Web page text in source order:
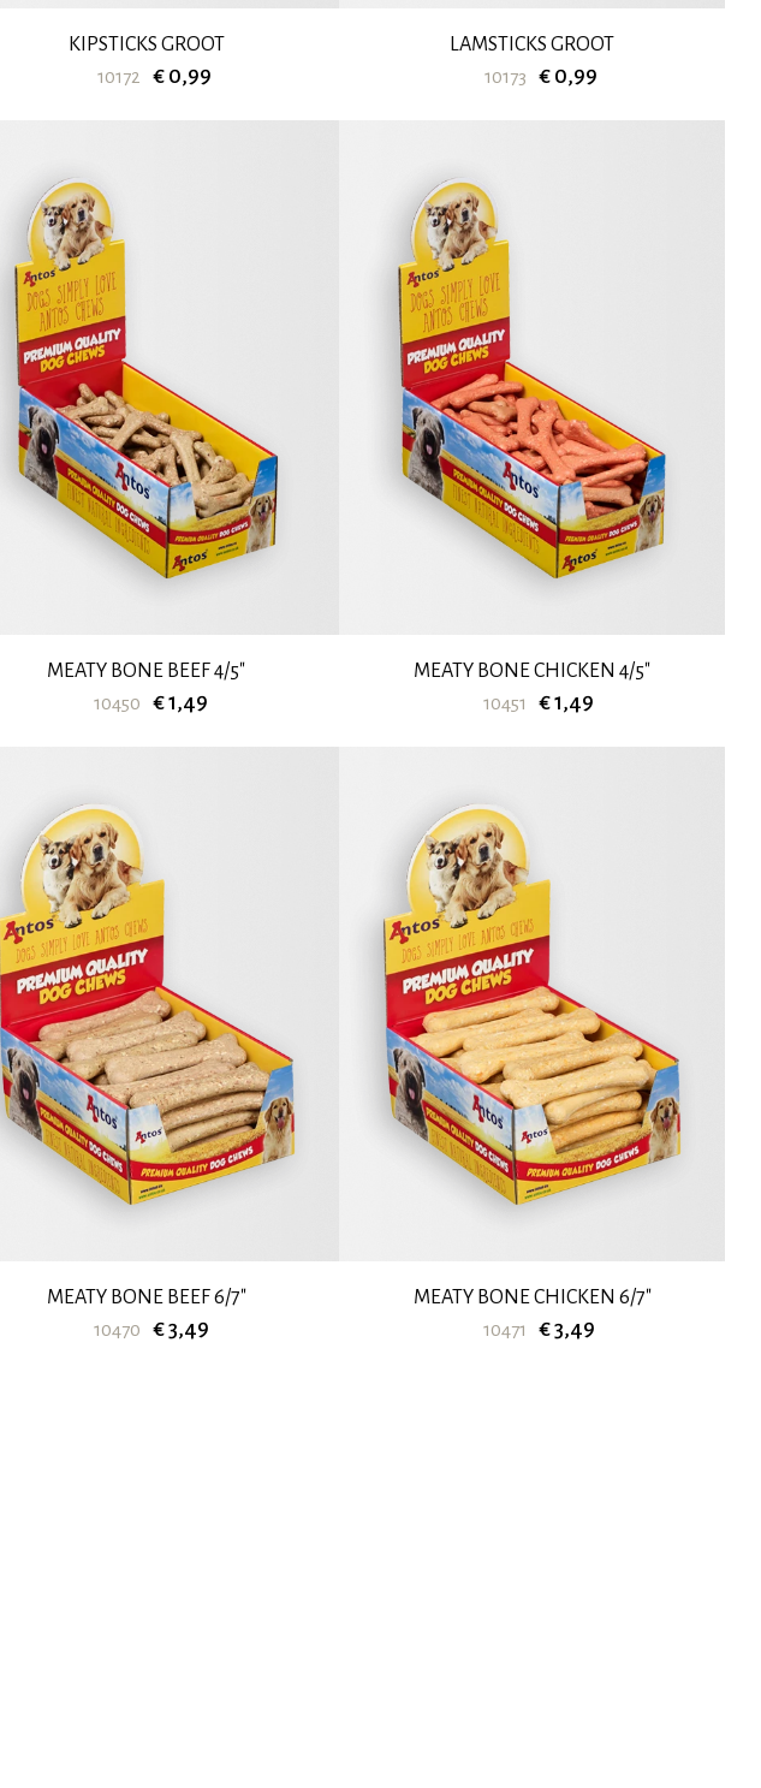
KIPSTICKS GROOT
10172 € 0,99
LAMSTICKS GROOT
10173 € 0,99
MEATY BONE BEEF 4/5"
10450 € 1,49
MEATY BONE CHICKEN 4/5"
10451 € 1,49
MEATY BONE BEEF 6/7"
10470 € 3,49
MEATY BONE CHICKEN 6/7"
10471 € 3,49